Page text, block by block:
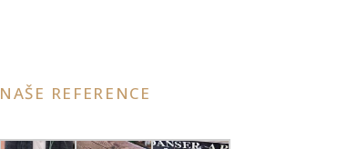
NAŠE REFERENCE